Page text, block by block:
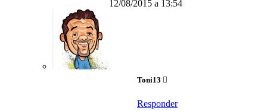
12/08/2015 a 13:54
Toni13
Responder